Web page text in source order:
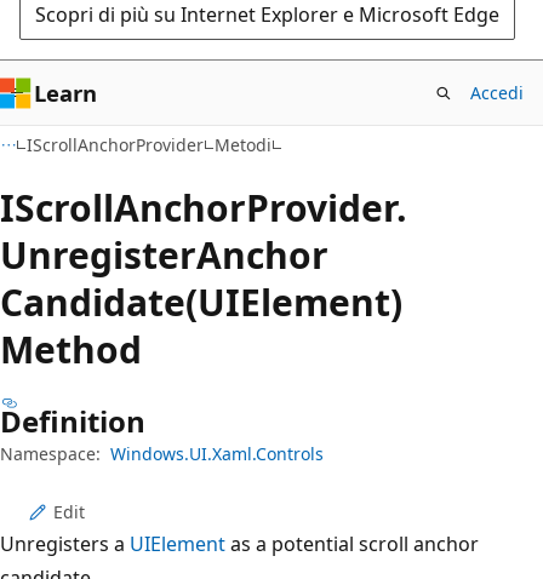
Scopri di più su Internet Explorer e Microsoft Edge
Learn Accedi
IScrollAnchorProvider Metodi
IScrollAnchorProvider.
UnregisterAnchor
Candidate(UIElement)
Method
Definition
Namespace: Windows.UI.Xaml.Controls
Edit
Unregisters a UIElementas a potential scroll anchor